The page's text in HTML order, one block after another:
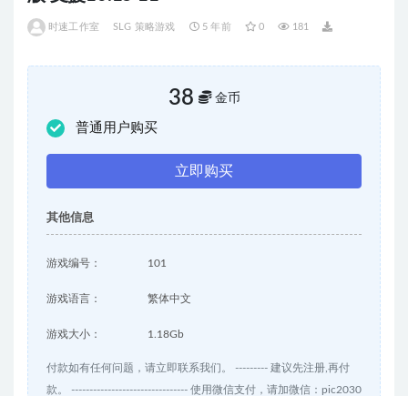
时速工作室 SLG 策略游戏 5 年前 0 181
38 金币
普通用户购买
立即购买
其他信息
游戏编号： 101
游戏语言： 繁体中文
游戏大小： 1.18Gb
付款如有任何问题，请立即联系我们。 --------- 建议先注册,再付
款。 -------------------------------- 使用微信支付，请加微信：pic2030